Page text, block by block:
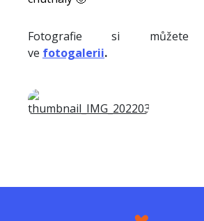
Fotografie si můžete
ve fotogalerii.